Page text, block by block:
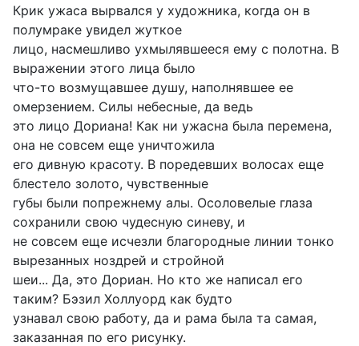
Крик ужаса вырвался у художника, когда он в
полумраке увидел жуткое
лицо, насмешливо ухмылявшееся ему с полотна. В
выражении этого лица было
что-то возмущавшее душу, наполнявшее ее
омерзением. Силы небесные, да ведь
это лицо Дориана! Как ни ужасна была перемена,
она не совсем еще уничтожила
его дивную красоту. В поредевших волосах еще
блестело золото, чувственные
губы были попрежнему алы. Осоловелые глаза
сохранили свою чудесную синеву, и
не совсем еще исчезли благородные линии тонко
вырезанных ноздрей и стройной
шеи... Да, это Дориан. Но кто же написал его
таким? Бэзил Холлуорд как будто
узнавал свою работу, да и рама была та самая,
заказанная по его рисунку.